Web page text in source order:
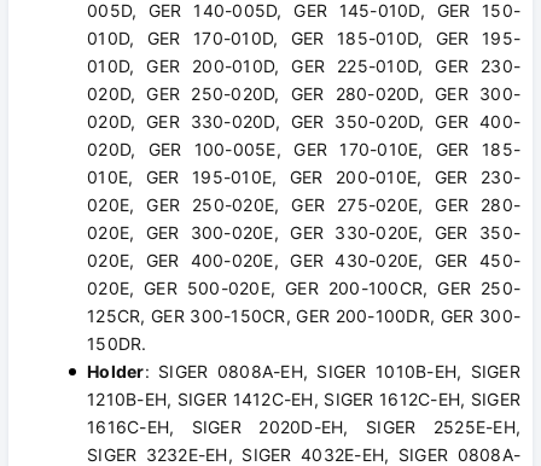
005D, GER 140-005D, GER 145-010D, GER 150-
010D, GER 170-010D, GER 185-010D, GER 195-
010D, GER 200-010D, GER 225-010D, GER 230-
020D, GER 250-020D, GER 280-020D, GER 300-
020D, GER 330-020D, GER 350-020D, GER 400-
020D, GER 100-005E, GER 170-010E, GER 185-
010E, GER 195-010E, GER 200-010E, GER 230-
020E, GER 250-020E, GER 275-020E, GER 280-
020E, GER 300-020E, GER 330-020E, GER 350-
020E, GER 400-020E, GER 430-020E, GER 450-
020E, GER 500-020E, GER 200-100CR, GER 250-
125CR, GER 300-150CR, GER 200-100DR, GER 300-
150DR.
Holder: SIGER 0808A-EH, SIGER 1010B-EH, SIGER
1210B-EH, SIGER 1412C-EH, SIGER 1612C-EH, SIGER
1616C-EH, SIGER 2020D-EH, SIGER 2525E-EH,
SIGER 3232E-EH, SIGER 4032E-EH, SIGER 0808A-